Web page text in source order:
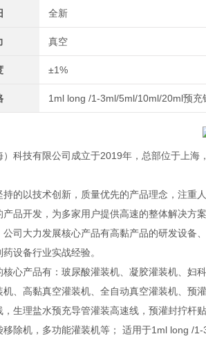
全新
真空
±1%
1ml long /1-3ml/5ml/10ml/20ml预充
）科技有限公司成立于2019年，总部位于上
持的以技术创新，质量优先的产品理念，注重
产品开发，为多家用户提供高速的整体解决方
公司大力发展核心产品有高黏产品的研发设备
设备行业实战经验。
核心产品有：玻尿酸灌装机、凝胶灌装机、妇
机、高黏真空灌装机、全自动真空灌装机、预
，生理盐水预充导管灌装高速线，预灌封拧杆
移除机，多功能灌装机等； 适用于1ml long /